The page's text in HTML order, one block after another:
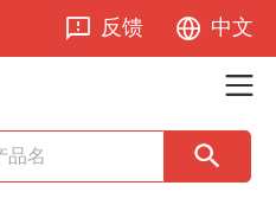
反馈 中文